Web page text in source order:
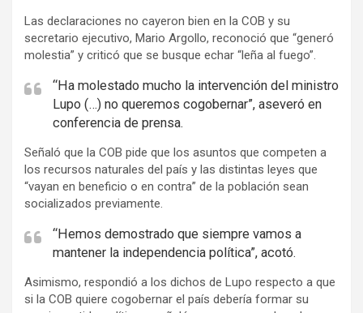
Las declaraciones no cayeron bien en la COB y su
secretario ejecutivo, Mario Argollo, reconoció que “generó
molestia” y criticó que se busque echar “leña al fuego”.
“Ha molestado mucho la intervención del ministro
Lupo (…) no queremos cogobernar”, aseveró en
conferencia de prensa.
Señaló que la COB pide que los asuntos que competen a
los recursos naturales del país y las distintas leyes que
“vayan en beneficio o en contra” de la población sean
socializados previamente.
“Hemos demostrado que siempre vamos a
mantener la independencia política”, acotó.
Asimismo, respondió a los dichos de Lupo respecto a que
si la COB quiere cogobernar el país debería formar su